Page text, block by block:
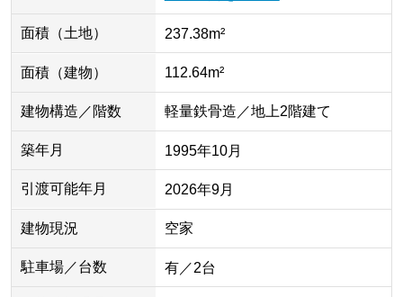
面積（土地） 237.38m²
面積（建物） 112.64m²
建物構造／階数 軽量鉄骨造／地上2階建て
築年月 1995年10月
引渡可能年月 2026年9月
建物現況 空家
駐車場／台数 有／2台